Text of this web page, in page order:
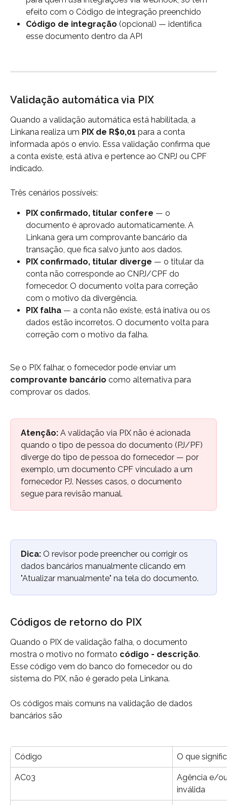
efeito com o Código de integração preenchido
Código de integração (opcional) — identifica
esse documento dentro da API
Validação automática via PIX
Quando a validação automática está habilitada, a
Linkana realiza um PIX de R$0,01 para a conta
informada após o envio. Essa validação confirma que
a conta existe, está ativa e pertence ao CNPJ ou CPF
indicado.
Três cenários possíveis:
PIX confirmado, titular confere — o
documento é aprovado automaticamente. A
Linkana gera um comprovante bancário da
transação, que fica salvo junto aos dados.
PIX confirmado, titular diverge — o titular da
conta não corresponde ao CNPJ/CPF do
fornecedor. O documento volta para correção
com o motivo da divergência.
PIX falha — a conta não existe, está inativa ou os
dados estão incorretos. O documento volta para
correção com o motivo da falha.
Se o PIX falhar, o fornecedor pode enviar um
comprovante bancário como alternativa para
comprovar os dados.
Atenção: A validação via PIX não é acionada
quando o tipo de pessoa do documento (PJ/PF)
diverge do tipo de pessoa do fornecedor — por
exemplo, um documento CPF vinculado a um
fornecedor PJ. Nesses casos, o documento
segue para revisão manual.
Dica: O revisor pode preencher ou corrigir os
dados bancários manualmente clicando em
"Atualizar manualmente" na tela do documento.
Códigos de retorno do PIX
Quando o PIX de validação falha, o documento
mostra o motivo no formato código - descrição.
Esse código vem do banco do fornecedor ou do
sistema do PIX, não é gerado pela Linkana.
Os códigos mais comuns na validação de dados
bancários são
Código O que
AC03
Agência e/
inválida